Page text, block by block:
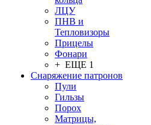
ЛЦУ
ПНВ и
Тепловизоры
Прицелы
Фонари
+ ЕЩЕ 1
Снаряжение патронов
Пули
Гильзы
Порох
Матрицы,